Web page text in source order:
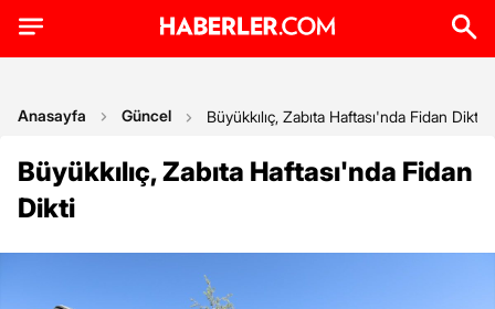
Anasayfa Güncel Büyükkılıç, Zabıta Haftası'nda Fidan Dikti
Büyükkılıç, Zabıta Haftası'nda Fidan
Dikti